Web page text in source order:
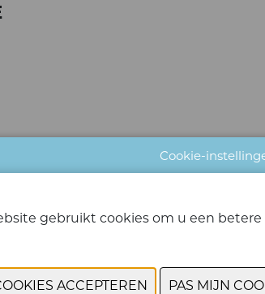
Cookie-
gebruikt cookies om u een